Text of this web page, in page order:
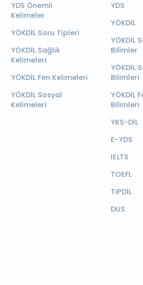
YDS Önemli
Kelimeler
YÖKDİL Soru Tipleri
YÖKDİL Sağlık
Kelimeleri
YÖKDİL Fen Kelimeleri
YÖKDİL Sosyal
Kelimeleri
YDS
YÖKDİL
YÖKDİL
Bilimler
YÖKDİL
Bilimleri
YÖKDİL
Bilimleri
YKS-DİL
E-YDS
IELTS
TOEFL
TIPDİL
DUS